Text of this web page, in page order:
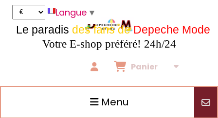
Le paradis des fans deDepeche Mode
Votre E-shop préféré! 24h/24
Panier
Menu
Langue ▼
Panneau de gestion des cookies